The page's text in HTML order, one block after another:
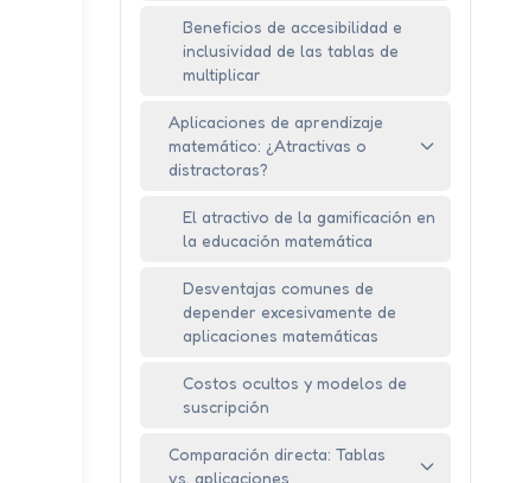
Beneficios de accesibilidad e
inclusividad de las tablas de
multiplicar
Aplicaciones de aprendizaje
matemático: ¿Atractivas o
distractoras?
El atractivo de la gamificación en
la educación matemática
Desventajas comunes de
depender excesivamente de
aplicaciones matemáticas
Costos ocultos y modelos de
suscripción
Comparación directa: Tablas
vs. aplicaciones